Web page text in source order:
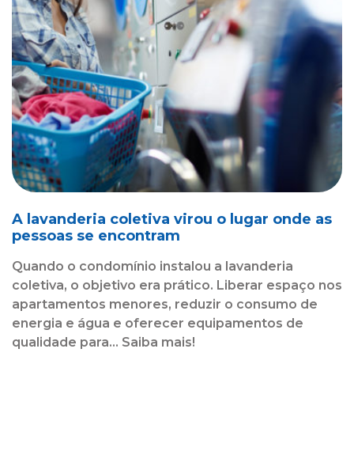
A lavanderia coletiva virou o lugar onde as
pessoas se encontram
Quando o condomínio instalou a lavanderia
coletiva, o objetivo era prático. Liberar espaço nos
apartamentos menores, reduzir o consumo de
energia e água e oferecer equipamentos de
qualidade para... Saiba mais!